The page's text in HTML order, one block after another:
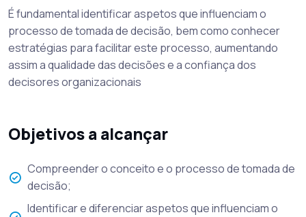
É fundamental identificar aspetos que influenciam o
processo de tomada de decisão, bem como conhecer
estratégias para facilitar este processo, aumentando
assim a qualidade das decisões e a confiança dos
decisores organizacionais
Objetivos a alcançar
Compreender o conceito e o processo de tomada de
decisão;
Identificar e diferenciar aspetos que influenciam o